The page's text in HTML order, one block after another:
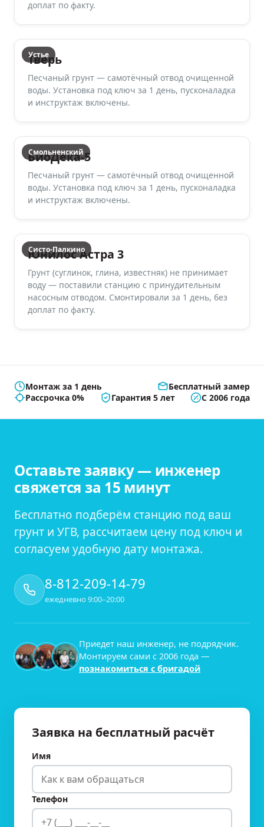
доплат по факту.
Устье
Тверь
Песчаный грунт — самотёчный отвод очищенной
воды. Установка под ключ за 1 день, пусконаладка
и инструктаж включены.
Смольненский
БиоДека-5
Песчаный грунт — самотёчный отвод очищенной
воды. Установка под ключ за 1 день, пусконаладка
и инструктаж включены.
Систо-Палкино
Юнилос Астра 3
Грунт (суглинок, глина, известняк) не принимает
воду — поставили станцию с принудительным
насосным отводом. Смонтировали за 1 день, без
доплат по факту.
Монтаж за 1 день
Бесплатный замер
Рассрочка 0%
Гарантия 5 лет С 2006 года
Оставьте заявку — инженер
свяжется за 15 минут
Бесплатно подберём станцию под ваш
грунт и УГВ, рассчитаем цену под ключ и
согласуем удобную дату монтажа.
8-812-209-14-79
ежедневно 9:00–20:00
Приедет наш инженер, не подрядчик.
Монтируем сами с 2006 года —
познакомиться с бригадой
Заявка на бесплатный расчёт
Имя
Телефон